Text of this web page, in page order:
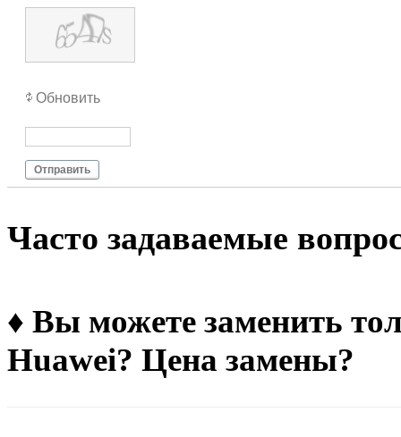
Обновить
Отправить
Чacтo зaдaвaeмыe
♦ Вы можете заменить
Huawei? Цена замены?